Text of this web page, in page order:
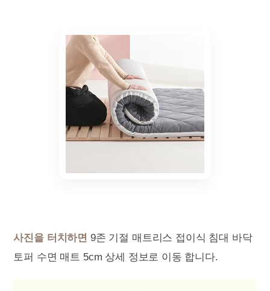
사진을 터치하면 9존 기절 매트리스 접이식 침대 바닥
토퍼 수면 매트 5cm 상세 정보로 이동 합니다.